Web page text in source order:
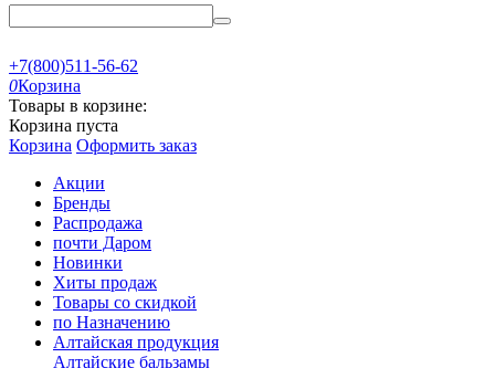
+7(800)511-56-62
0Корзина
Товары в корзине:
Корзина пуста
Корзина Оформить заказ
Акции
Бренды
Распродажа
почти Даром
Новинки
Хиты продаж
Товары со скидкой
по Назначению
Алтайская продукция
Алтайские бальзамы